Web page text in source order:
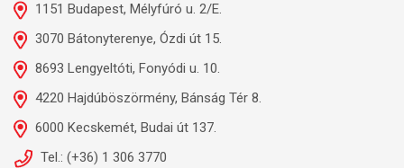
1151 Budapest, Mélyfúró u. 2/E.
3070 Bátonyterenye, Ózdi út 15.
8693 Lengyeltóti, Fonyódi u. 10.
4220 Hajdúböszörmény, Bánság Tér 8.
6000 Kecskemét, Budai út 137.
Tel.: (+36) 1 306 3770